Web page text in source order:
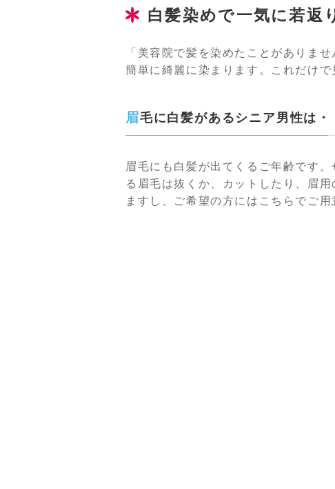
白髪染めで一気に若返
「美容院で髪を染めたことがありま
簡単に綺麗に染まります。これだけ
眉毛に白髪があるシニア男性は・
眉毛にも白髪が出てくるご年齢です
る眉毛は抜くか、カットしたり、眉
ますし、ご希望の方にはこちらでご用